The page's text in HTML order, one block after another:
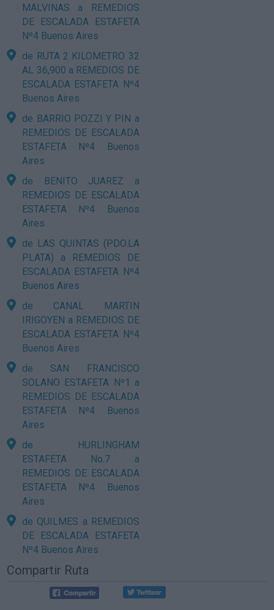
MALVINAS a REMEDIOS
DE ESCALADA ESTAFETA
Nº4 Buenos Aires
de RUTA 2 KILOMETRO 32
AL 36,900 a REMEDIOS DE
ESCALADA ESTAFETA Nº4
Buenos Aires
de BARRIO POZZI Y PIN a
REMEDIOS DE ESCALADA
ESTAFETA Nº4 Buenos
Aires
de BENITO JUAREZ a
REMEDIOS DE ESCALADA
ESTAFETA Nº4 Buenos
Aires
de LAS QUINTAS (PDO.LA
PLATA) a REMEDIOS DE
ESCALADA ESTAFETA Nº4
Buenos Aires
de CANAL MARTIN
IRIGOYEN a REMEDIOS DE
ESCALADA ESTAFETA Nº4
Buenos Aires
de SAN FRANCISCO
SOLANO ESTAFETA Nº1 a
REMEDIOS DE ESCALADA
ESTAFETA Nº4 Buenos
Aires
de HURLINGHAM
ESTAFETA No.7 a
REMEDIOS DE ESCALADA
ESTAFETA Nº4 Buenos
Aires
de QUILMES a REMEDIOS
DE ESCALADA ESTAFETA
Nº4 Buenos Aires
Compartir Ruta